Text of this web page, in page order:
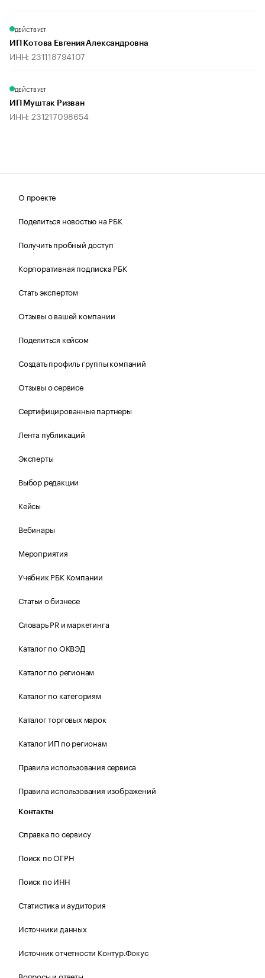
ДЕЙСТВУЕТ
ИП Котова Евгения Александровна
ИНН: 231118794107
ДЕЙСТВУЕТ
ИП Муштак Ризван
ИНН: 231217098654
О проекте
Поделиться новостью на РБК
Получить пробный доступ
Корпоративная подписка РБК
Стать экспертом
Отзывы о вашей компании
Поделиться кейсом
Создать профиль группы компаний
Отзывы о сервисе
Сертифицированные партнеры
Лента публикаций
Эксперты
Выбор редакции
Кейсы
Вебинары
Мероприятия
Учебник РБК Компании
Статьи о бизнесе
Словарь PR и маркетинга
Каталог по ОКВЭД
Каталог по регионам
Каталог по категориям
Каталог торговых марок
Каталог ИП по регионам
Правила использования сервиса
Правила использования изображений
Контакты
Справка по сервису
Поиск по ОГРН
Поиск по ИНН
Статистика и аудитория
Источники данных
Источник отчетности Контур.Фокус